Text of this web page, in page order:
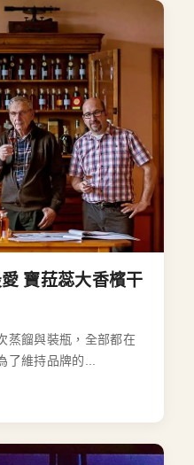
寶菈蕊大香檳干
蒸餾與裝瓶，全部都在
了維持品牌的...